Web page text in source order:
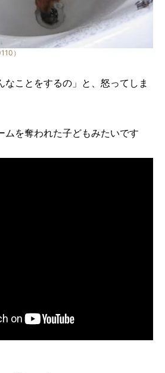
）
なことをするの」と、怒ってしま
ムを奪われた子どもみたいです